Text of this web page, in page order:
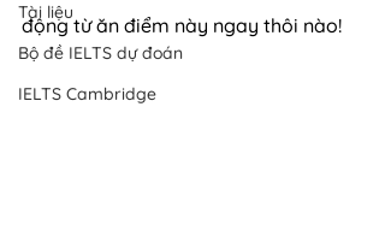
Tài liệu
Bộ đề IELTS dự đoán
IELTS Cambridge
động từ ăn điểm này ngay thôi nào!